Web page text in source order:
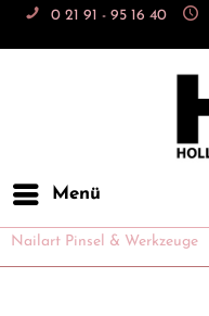
0 21 91 - 95 16 40
Menü
Nailart Pinsel & Werkzeuge